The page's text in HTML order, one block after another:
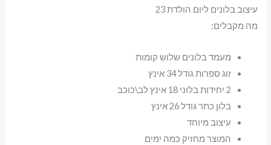
עיצוב בלונים ליום הולדת 23
מה מקבלים:
מעמד בלונים שלוש קומות
זוג ספרות גודל 34 אינץ
2 יחידות בלוני 18 אינץ לב\כוכב
בלון כתר גודל 26 אינץ
עיצוב מיוחד
המוצר מחזיק כמה ימים